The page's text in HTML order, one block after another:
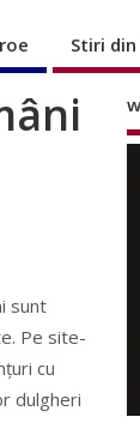
Stiri
sunt
Pe site-
cu
dulgheri